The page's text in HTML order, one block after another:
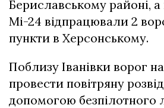
Бериславському районі,
Мі-24 відпрацювали 2
пункти в Херсонському.
Поблизу Іванівки ворог
провести повітряну
допомогою безпілотного